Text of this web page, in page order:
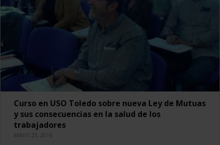
Curso en USO Toledo sobre nueva Ley de Mutuas
y sus consecuencias en la salud de los
trabajadores
MAYO 23, 2016